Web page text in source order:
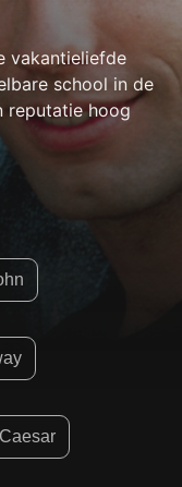
vakantieliefde
school in de
reputatie hoog